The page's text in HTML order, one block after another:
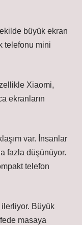
büyük ekran
telefonu mini
Xiaomi,
ekranların
var. İnsanlar
fazla düşünüyor.
telefon
Büyük
masaya